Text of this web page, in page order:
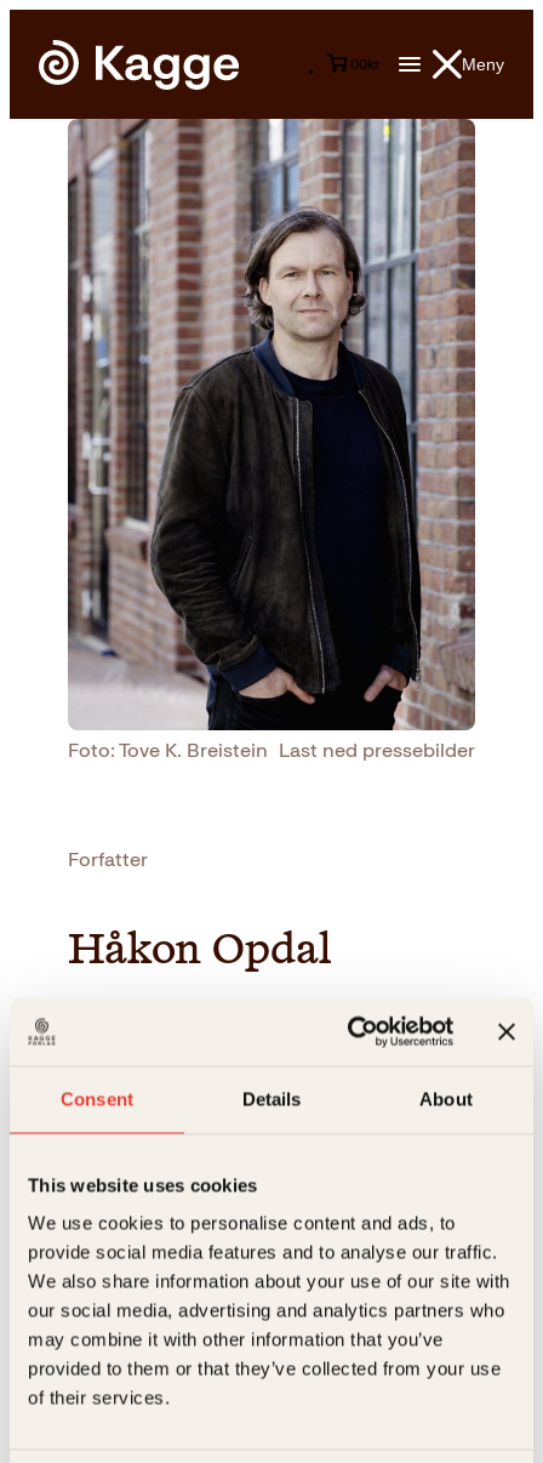
Consent Details About
This website uses cookies
We use cookies to personalise content and ads, to
provide social media features and to analyse our traffic.
We also share information about your use of our site with
our social media, advertising and analytics partners who
may combine it with other information that you’ve
provided to them or that they’ve collected from your use
of their services.
Meny
00kr
Foto: Tove K. Breistein Last ned pressebilder
Forfatter
Håkon Opdal
Håkon Opdal (f 1982) er tidligere fotballkeeper med
vært ivrig fluefisker og tok jegerprøven i 2023. Opdal
Bøker av Håkon Opdal